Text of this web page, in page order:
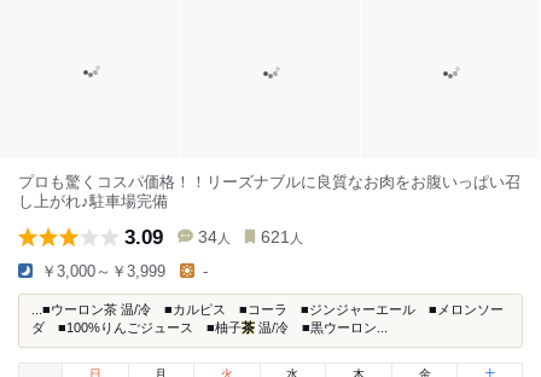
プロも驚くコスパ価格！！リーズナブルに良質なお肉をお腹いっぱい召
し上がれ♪駐車場完備
3.09 34 人 621 人
￥3,000～￥3,999 -
...■ウーロン茶 温/冷 ■カルピス ■コーラ ■ジンジャーエール ■メロンソー
ダ ■100%りんごジュース ■柚子茶 温/冷 ■黒ウーロン...